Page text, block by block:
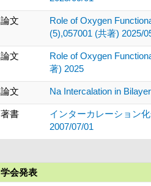
論文
Role of Oxygen
(5),057001 (共著) 2025/
論文
Role of Oxygen
著) 2025
論文 Na Intercalation in
著書
インターカレーション
2007/07/01
学会発表